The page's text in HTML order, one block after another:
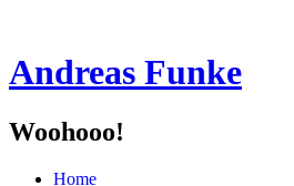
Andreas Funke
Woohooo!
Zum
Home